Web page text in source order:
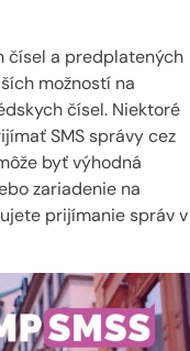
čísel a predplatených
možností na
čísel. Niektoré
SMS správy cez
byť výhodná
zariadenie na
prijímanie správ v